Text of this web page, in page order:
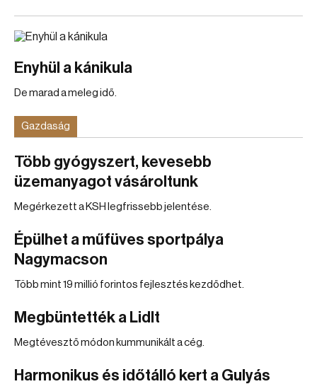
Enyhül a kánikula
De marad a meleg idő.
Gazdaság
Több gyógyszert, kevesebb
üzemanyagot vásároltunk
Megérkezett a KSH legfrissebb jelentése.
Épülhet a műfüves sportpálya
Nagymacson
Több mint 19 millió forintos fejlesztés kezdődhet.
Megbüntették a Lidlt
Megtévesztő módon kummunikált a cég.
Harmonikus és időtálló kert a Gulyás